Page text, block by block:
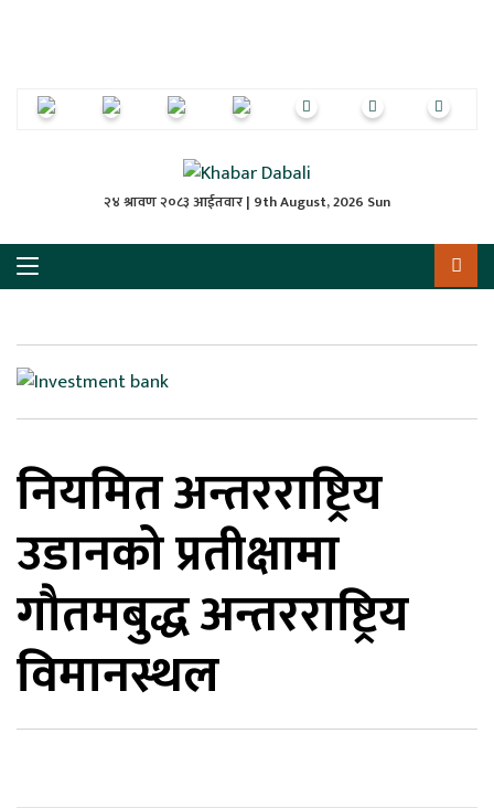
२४ श्रावण २०८३ आईतवार | 9th August, 2026 Sun
नियमित अन्तरराष्ट्रिय
उडानको प्रतीक्षामा
गौतमबुद्ध अन्तरराष्ट्रिय
विमानस्थल